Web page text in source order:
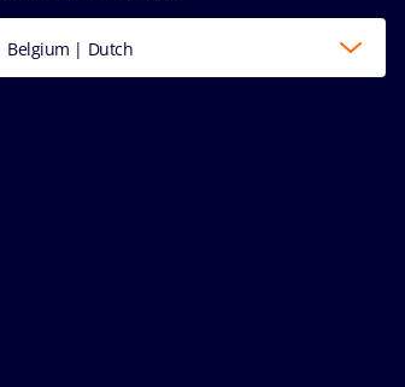
Belgium | Dutch